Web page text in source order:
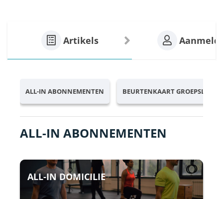
Artikels
ALL-IN ABONNEMENTEN BEURTENKAART
ALL-IN ABONNEMENTEN
ALL-IN DOMICILIE